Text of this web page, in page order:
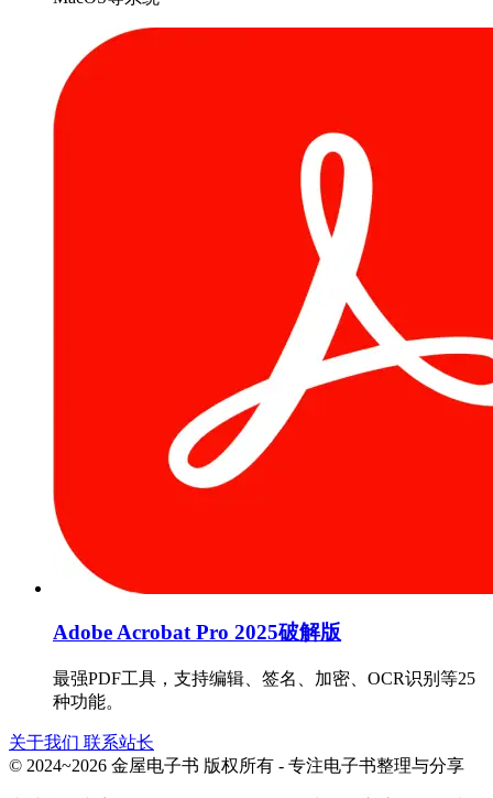
Adobe Acrobat Pro 2025破解版
最强PDF工具，支持编辑、签名、加密、OCR识别等25
种功能。
关于我们 联系站长
© 2024~2026 金屋电子书 版权所有 - 专注电子书整理与分享